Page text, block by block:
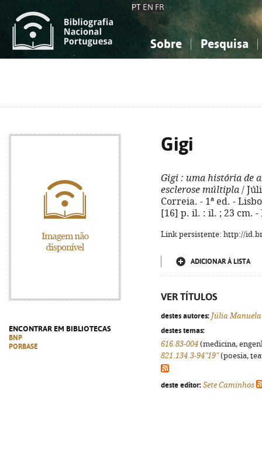
PT EN FR
Sobre Pesquisa
ENCONTRAR EM BIBLIOTECAS
BNP
PORBASE
Gigi
Gigi : uma história de
esclerose múltipla /
Correia. - 1ª ed. -
[16] p. il. : il. ; 23 cm. -
Link persistente: http://
ADICIONAR À LISTA
VER TÍTULOS
destes autores: Júlia
destes temas:
616.83-004 (medicina,
821.134.3-94"19"(poesia,
deste editor: Sete Caminhos